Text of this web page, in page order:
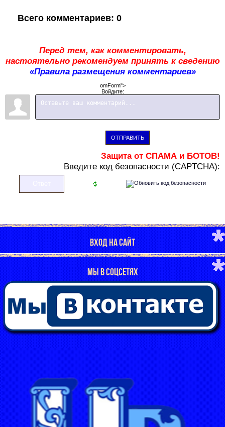
Всего комментариев: 0
Перед тем, как комментировать,
настоятельно рекомендуем принять к сведению
«Правила размещения комментариев»
omForm">
Войдите:
ОТПРАВИТЬ
Защита от СПАМА и БОТОВ!
Введите код безопасности (CAPTCHA):
ВХОД НА САЙТ
МЫ В СОЦСЕТЯХ